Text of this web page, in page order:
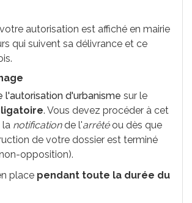
autorisation est affiché en mairie
qui suivent sa délivrance et ce
l'autorisation d'urbanisme sur le
. Vous devez procéder à cet
la notificationde l'arrêtéou dès que
de votre dossier est terminé
opposition).
place pendant toute la durée du